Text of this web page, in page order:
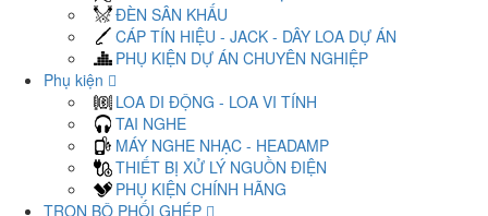
ĐÈN SÂN KHẤU
CÁP TÍN HIỆU - JACK - DÂY LOA DỰ ÁN
PHỤ KIỆN DỰ ÁN CHUYÊN NGHIỆP
Phụ kiện
LOA DI ĐỘNG - LOA VI TÍNH
TAI NGHE
MÁY NGHE NHẠC - HEADAMP
THIẾT BỊ XỬ LÝ NGUỒN ĐIỆN
PHỤ KIỆN CHÍNH HÃNG
TRỌN BỘ PHỐI GHÉP